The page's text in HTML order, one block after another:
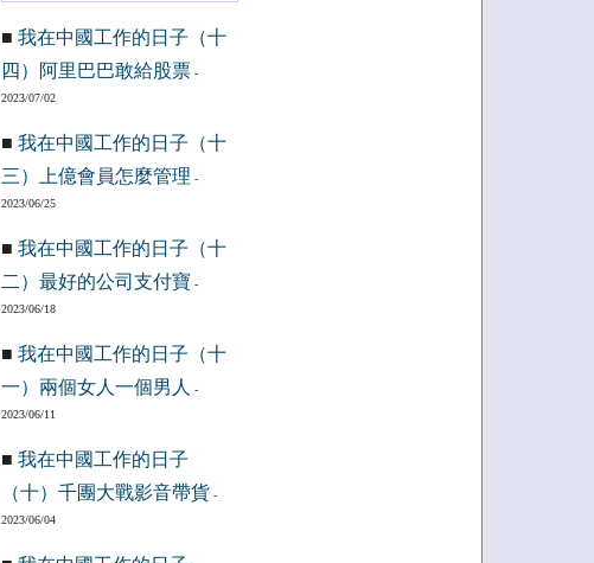
■ 我在中國工作的日子（十
四）阿里巴巴敢給股票-
2023/07/02
■ 我在中國工作的日子（十
三）上億會員怎麼管理 -
2023/06/25
■ 我在中國工作的日子（十
二）最好的公司支付寶 -
2023/06/18
■ 我在中國工作的日子（十
一）兩個女人一個男人
-
2023/06/11
■ 我在中國工作的日子
（十）千團大戰影音帶貨 -
2023/06/04